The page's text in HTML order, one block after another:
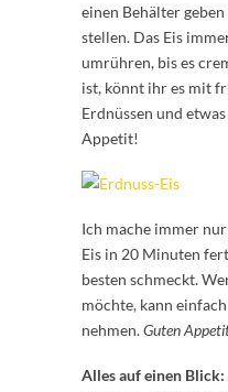
einen Behälter
stellen. Das Eis
umrühren, bis es
ist, könnt ihr es mit
Erdnüssen und
Appetit!
Ich mache immer
Eis in 20 Minuten
besten schmeckt.
möchte, kann
nehmen.Guten
Alles auf einen Blick: